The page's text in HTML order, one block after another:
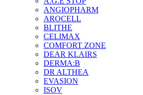
ANGIOPHARM
AROCELL
BLITHE
CELIMAX
COMFORT ZONE
DEAR KLAIRS
DERMA:B
DR ALTHEA
EVASION
ISOV